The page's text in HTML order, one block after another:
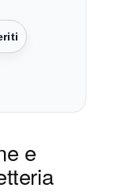
e